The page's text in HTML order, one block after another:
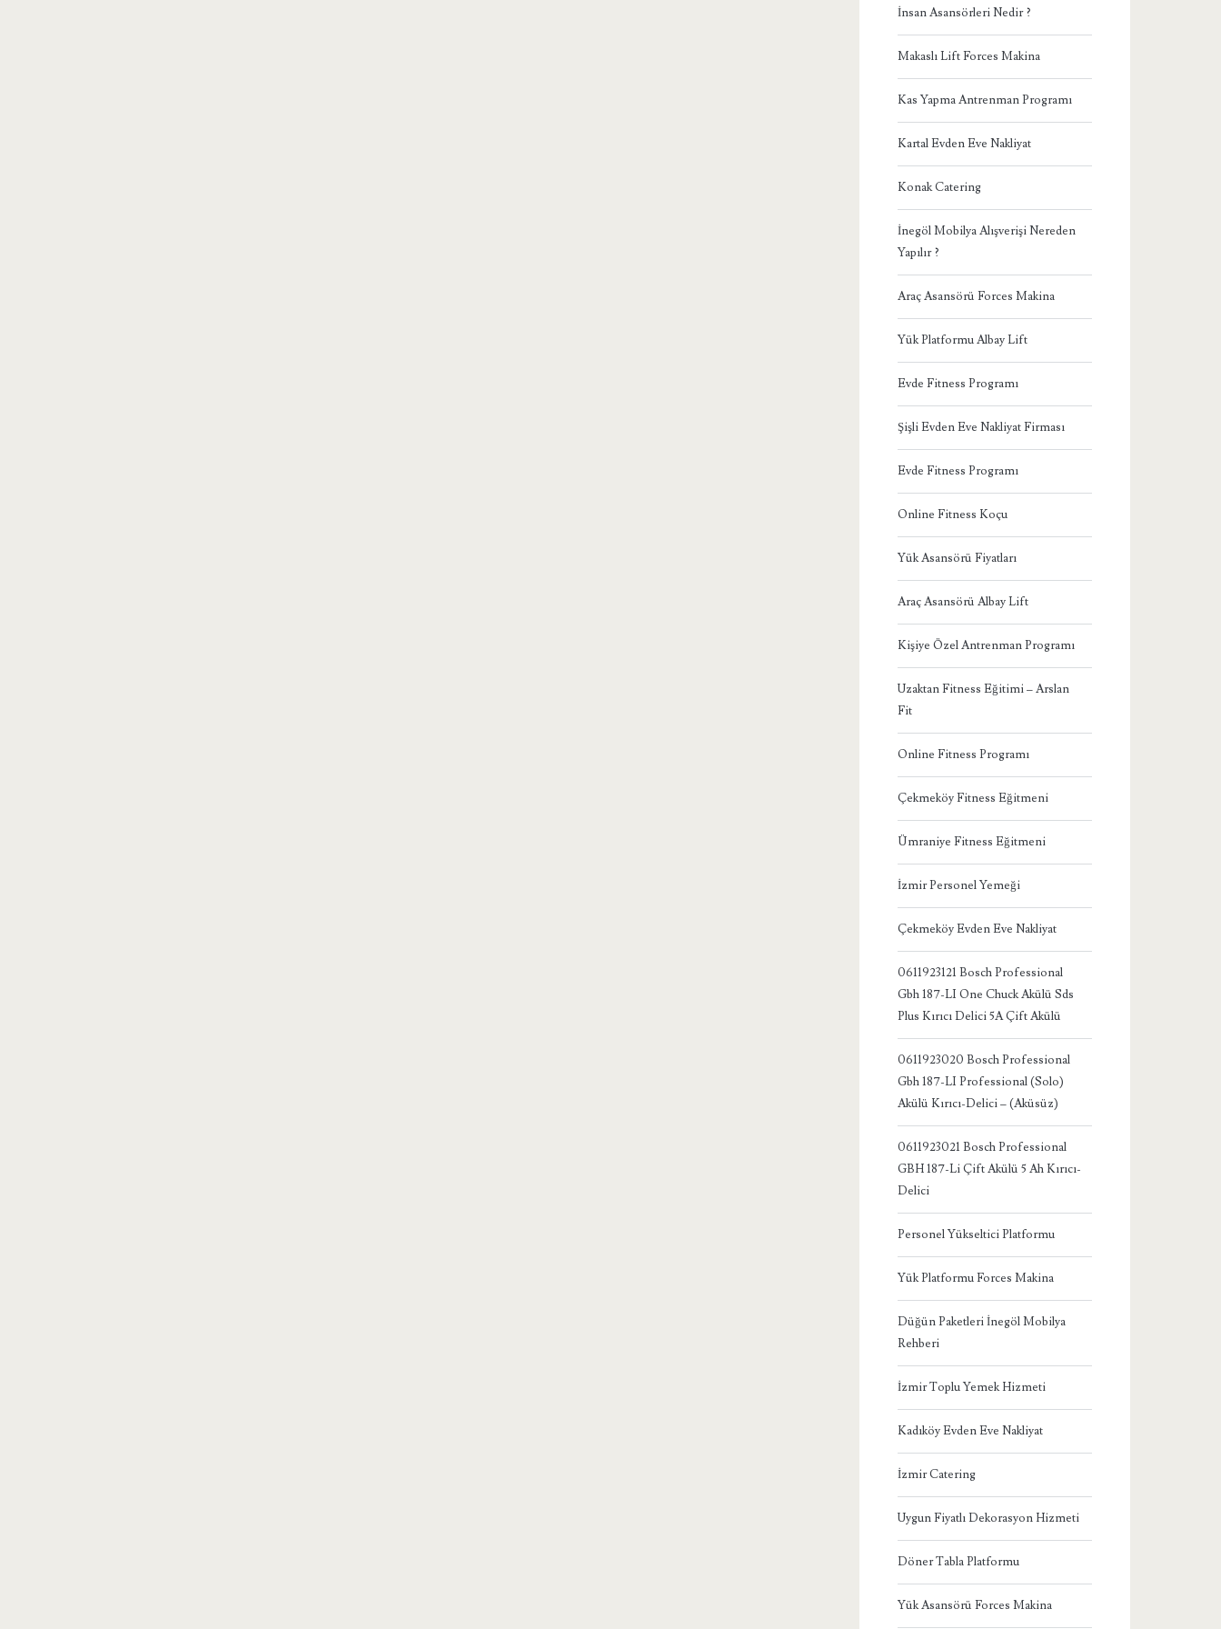
İnsan Asansörleri Nedir ?
Makaslı Lift Forces Makina
Kas Yapma Antrenman Programı
Kartal Evden Eve Nakliyat
Konak Catering
İnegöl Mobilya Alışverişi Nereden
Yapılır ?
Araç Asansörü Forces Makina
Yük Platformu Albay Lift
Evde Fitness Programı
Şişli Evden Eve Nakliyat Firması
Evde Fitness Programı
Online Fitness Koçu
Yük Asansörü Fiyatları
Araç Asansörü Albay Lift
Kişiye Özel Antrenman Programı
Uzaktan Fitness Eğitimi – Arslan
Fit
Online Fitness Programı
Çekmeköy Fitness Eğitmeni
Ümraniye Fitness Eğitmeni
İzmir Personel Yemeği
Çekmeköy Evden Eve Nakliyat
0611923121 Bosch Professional
Gbh 187-LI One Chuck Akülü Sds
Plus Kırıcı Delici 5A Çift Akülü
0611923020 Bosch Professional
Gbh 187-LI Professional (Solo)
Akülü Kırıcı-Delici – (Aküsüz)
0611923021 Bosch Professional
GBH 187-Li Çift Akülü 5 Ah Kırıcı-
Delici
Personel Yükseltici Platformu
Yük Platformu Forces Makina
Düğün Paketleri İnegöl Mobilya
Rehberi
İzmir Toplu Yemek Hizmeti
Kadıköy Evden Eve Nakliyat
İzmir Catering
Uygun Fiyatlı Dekorasyon Hizmeti
Döner Tabla Platformu
Yük Asansörü Forces Makina